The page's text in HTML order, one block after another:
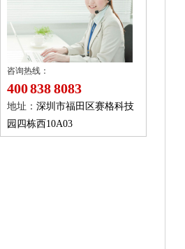
咨询热线：
400 838 8083
地址： 深圳市福田区赛格科技
园四栋西10A03